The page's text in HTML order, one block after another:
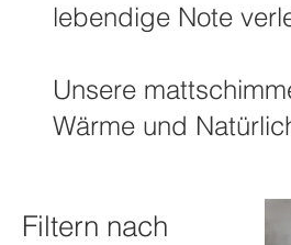
lebendige Note
Unsere
Wärme und
Filtern nach